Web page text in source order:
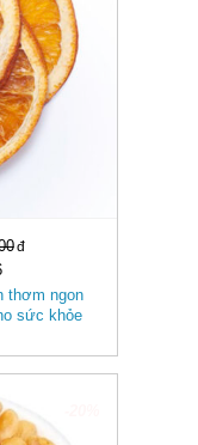
thơm ngon
sức khỏe